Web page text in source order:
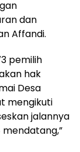
dan
Affandi.
pemilih
hak
Desa
mengikuti
jalannya